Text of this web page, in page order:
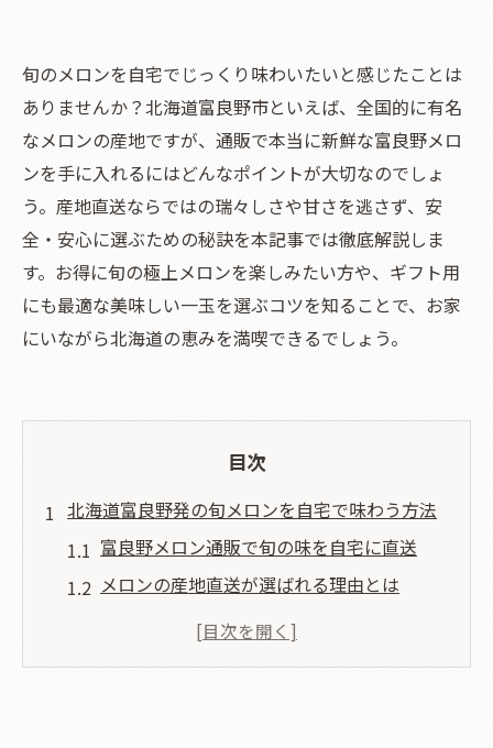
旬のメロンを自宅でじっくり味わいたいと感じたことは
ありませんか？北海道富良野市といえば、全国的に有名
なメロンの産地ですが、通販で本当に新鮮な富良野メロ
ンを手に入れるにはどんなポイントが大切なのでしょ
う。産地直送ならではの瑞々しさや甘さを逃さず、安
全・安心に選ぶための秘訣を本記事では徹底解説しま
す。お得に旬の極上メロンを楽しみたい方や、ギフト用
にも最適な美味しい一玉を選ぶコツを知ることで、お家
にいながら北海道の恵みを満喫できるでしょう。
目次
北海道富良野発の旬メロンを自宅で味わう方法
富良野メロン通販で旬の味を自宅に直送
メロンの産地直送が選ばれる理由とは
北海道メロンを通販でお得に楽しむコツ